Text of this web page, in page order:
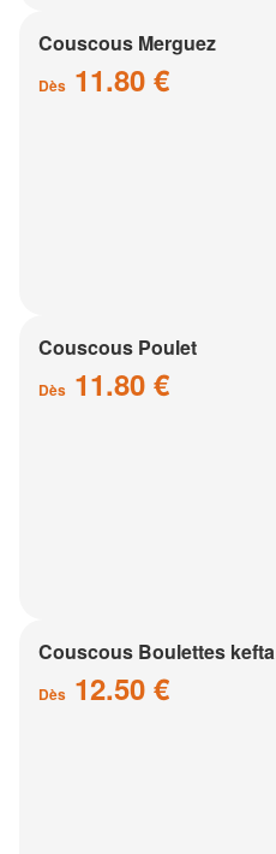
Couscous Merguez
Dès 11.80 €
Couscous Poulet
Dès 11.80 €
Couscous Boulettes kefta
Dès 12.50 €